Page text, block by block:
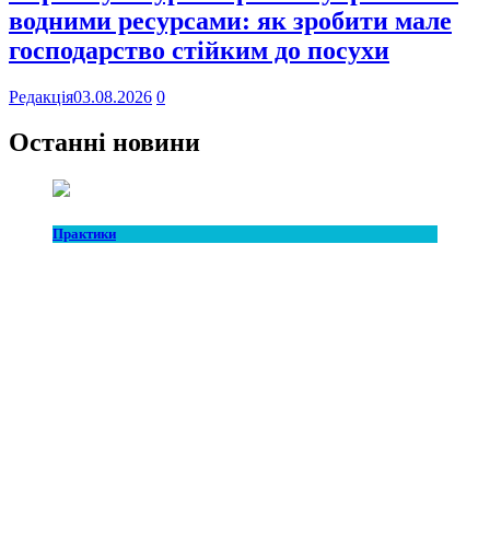
водними ресурсами: як зробити мале
господарство стійким до посухи
Редакція03.08.2026 0
Останні новини
Практики